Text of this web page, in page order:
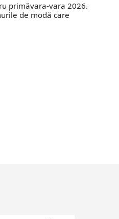
primăvara-vara 2026.
de modă care